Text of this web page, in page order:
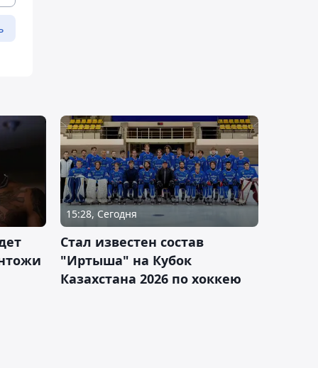
15:28, Сегодня
Стал известен состав
"Иртыша" на Кубок
Казахстана 2026 по хоккею